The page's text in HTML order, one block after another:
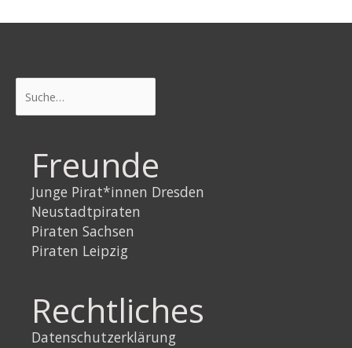
Freunde
Junge Pirat*innen Dresden
Neustadtpiraten
Piraten Sachsen
Piraten Leipzig
Rechtliches
Datenschutzerklärung